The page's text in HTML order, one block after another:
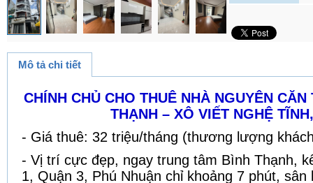
Mô tả chi tiết
CHÍNH CHỦ CHO THUÊ NHÀ NGUYÊN
THẠNH – XÔ VIẾT NGHỆ
- Giá thuê: 32 triệu/tháng (thương lượng
- Vị trí cực đẹp, ngay trung tâm Bình Thạnh,
1, Quận 3, Phú Nhuận chỉ khoảng 7 phút, sân